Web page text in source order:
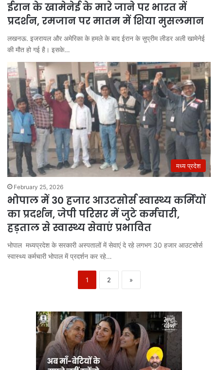
ईरान के खामेनेई के मारे जाने पर भारत में
प्रदर्शन, रमजान पर मातम में शिया मुसलमान
लखनऊ. इजरायल और अमेरिका के हमले के बाद ईरान के सुप्रीम लीडर अली खामेनेई
की मौत हो गई है। इसके…
मध्य प्रदेश
February 25, 2026
भोपाल में 30 हजार आउटसोर्स स्वास्थ्य कर्मियों
का प्रदर्शन, जेपी परिसर में जुटे कर्मचारी,
हड़ताल से स्वास्थ्य सेवाएं प्रभावित
भोपाल मध्यप्रदेश के सरकारी अस्पतालों में सेवाएं दे रहे लगभग 30 हजार आउटसोर्स
स्वास्थ्य कर्मचारी भोपाल में प्रदर्शन कर रहे…
1 2 »